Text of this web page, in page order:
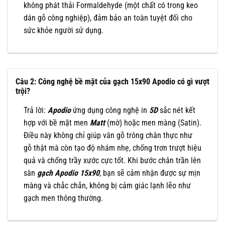
không phát thải Formaldehyde (một chất có trong keo
dán gỗ công nghiệp), đảm bảo an toàn tuyệt đối cho
sức khỏe người sử dụng.
Câu 2: Công nghệ bề mặt của gạch 15x90 Apodio có gì vượt
trội?
Trả lời: Apodioứng dụng công nghệ in 5Dsắc nét kết
hợp với bề mặt men Matt(mờ) hoặc men màng (Satin).
Điều này không chỉ giúp vân gỗ trông chân thực như
gỗ thật mà còn tạo độ nhám nhẹ, chống trơn trượt hiệu
quả và chống trầy xước cực tốt. Khi bước chân trần lên
sàn gạch Apodio 15x90, bạn sẽ cảm nhận được sự mịn
màng và chắc chắn, không bị cảm giác lạnh lẽo như
gạch men thông thường.